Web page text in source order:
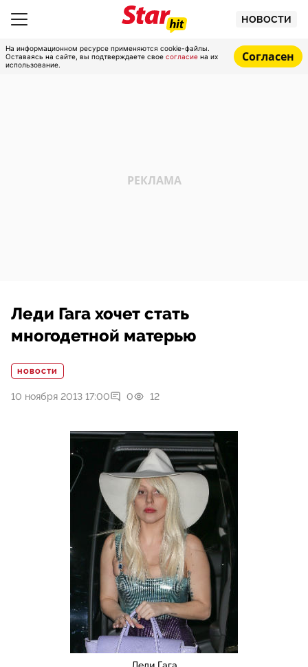
НОВОСТИ
На информационном ресурсе применяются cookie-файлы.
Оставаясь на сайте, вы подтверждаете свое согласие на их
использование.
Согласен
Леди Гага хочет стать
многодетной матерью
НОВОСТИ
10 ноября 2013 17:00 0 12